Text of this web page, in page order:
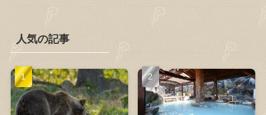
人気の記事